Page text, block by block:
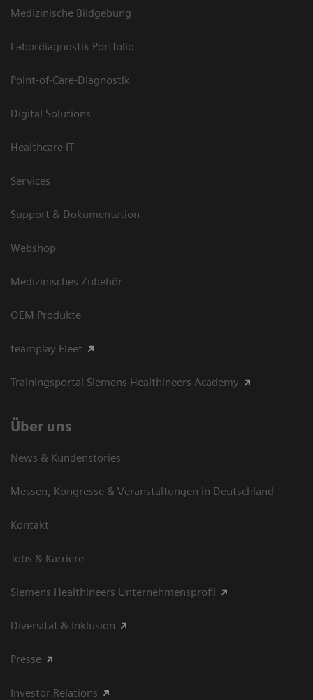
Medizinische Bildgebung
Labordiagnostik Portfolio
Point-of-Care-Diagnostik
Digital Solutions
Healthcare IT
Services
Support & Dokumentation
Webshop
Medizinisches Zubehör
OEM Produkte
teamplay Fleet
Trainingsportal Siemens Healthineers Academy
Über uns
News & Kundenstories
Messen, Kongresse & Veranstaltungen in Deutschland
Kontakt
Jobs & Karriere
Siemens Healthineers Unternehmensprofil
Diversität & Inklusion
Presse
Investor Relations